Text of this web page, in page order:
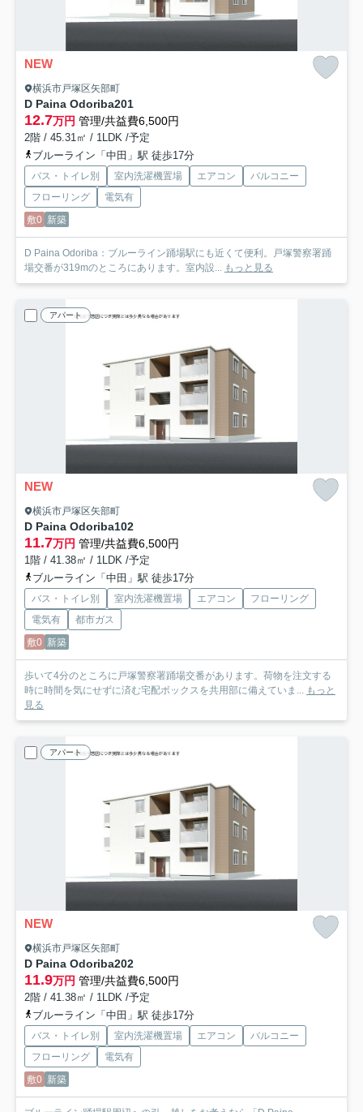
NEW
横浜市戸塚区矢部町
D Paina Odoriba201
12.7万円 管理/共益費6,500円
2階 / 45.31㎡ / 1LDK /予定
ブルーライン「中田」駅 徒歩17分
バス・トイレ別 室内洗濯機置場 エアコン
バルコニー
フローリング
電気有
敷0 新築
D Paina Odoriba：ブルーライン踊場駅にも近くて便利。戸塚警察署踊
場交番が319mのところにあります。室内設... もっと見る
アパート
NEW
横浜市戸塚区矢部町
D Paina Odoriba102
11.7万円 管理/共益費6,500円
1階 / 41.38㎡ / 1LDK /予定
ブルーライン「中田」駅 徒歩17分
バス・トイレ別 室内洗濯機置場 エアコン
フローリング
電気有
都市ガス
敷0 新築
歩いて4分のところに戸塚警察署踊場交番があります。荷物を注文する
時に時間を気にせずに済む宅配ボックスを共用部に備えていま... もっと
見る
アパート
NEW
横浜市戸塚区矢部町
D Paina Odoriba202
11.9万円 管理/共益費6,500円
2階 / 41.38㎡ / 1LDK /予定
ブルーライン「中田」駅 徒歩17分
バス・トイレ別 室内洗濯機置場 エアコン
バルコニー
フローリング
電気有
敷0 新築